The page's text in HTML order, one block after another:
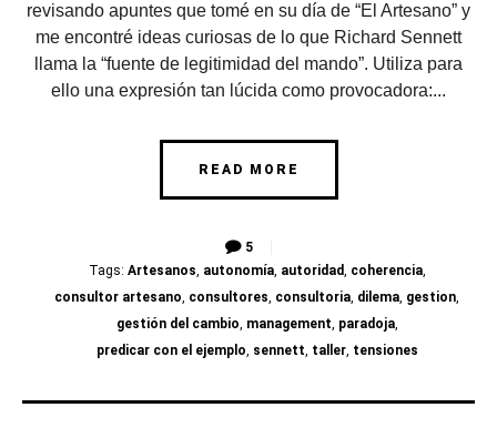
revisando apuntes que tomé en su día de “El Artesano” y
me encontré ideas curiosas de lo que Richard Sennett
llama la “fuente de legitimidad del mando”. Utiliza para
ello una expresión tan lúcida como provocadora:...
READ MORE
5
Tags: Artesanos, autonomía, autoridad, coherencia,
consultor artesano, consultores, consultoria, dilema, gestion,
gestión del cambio, management, paradoja,
predicar con el ejemplo, sennett, taller, tensiones